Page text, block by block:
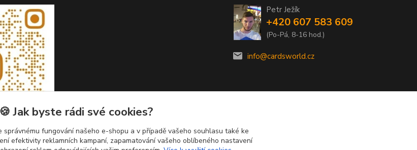
Petr Ježík
+420 607 583 609
(Po-Pá, 8-16 hod.)
info@cardsworld.cz
🍪 Jak byste rádi své cookies?
správnému fungování našeho e-shopu a v případě vašeho souhlasu také ke
efektivity reklamních kampaní, zapamatování vašeho oblíbeného nastavení